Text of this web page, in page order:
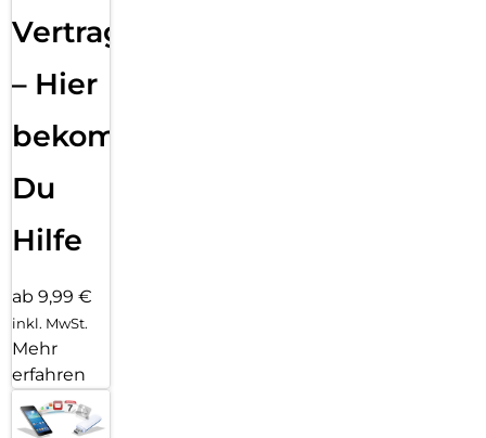
Vertragsabwicklung
– Hier
bekommst
Du
Hilfe
ab 9,99 €
inkl. MwSt.
Mehr
erfahren